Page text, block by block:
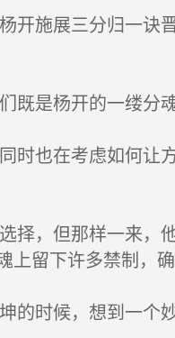
展三分归一诀晋
杨开的一缕分魂
在考虑如何让方
但那样一来，他
留下许多禁制，
时候，想到一个妙